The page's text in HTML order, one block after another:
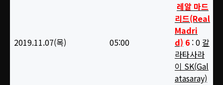
2019.11.07(목) 05:00
레알 마드
리드(Real
Madri
d) 6 : 0 갈
라타사라
이 SK(Gal
atasaray)